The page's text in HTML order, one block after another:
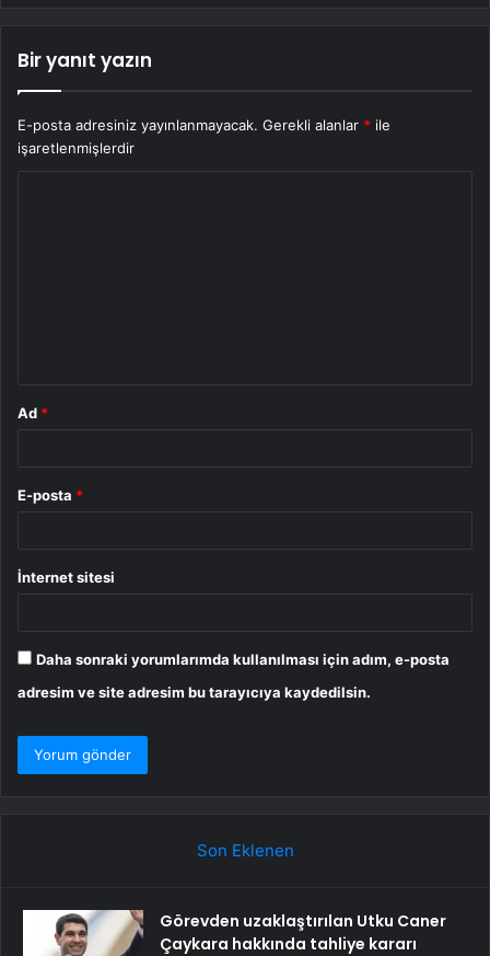
Bir yanıt yazın
E-posta adresiniz yayınlanmayacak. Gerekli alanlar * ile
işaretlenmişlerdir
Ad *
E-posta *
İnternet sitesi
Daha sonraki yorumlarımda kullanılması için adım, e-posta
adresim ve site adresim bu tarayıcıya kaydedilsin.
Son Eklenen
Görevden uzaklaştırılan Utku Caner
Çaykara hakkında tahliye kararı